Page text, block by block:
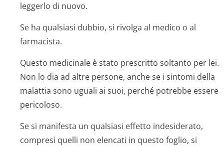
leggerlo di nuovo.
Se ha qualsiasi dubbio, si rivolga al medico o al
farmacista.
Questo medicinale è stato prescritto soltanto per lei.
Non lo dia ad altre persone, anche se i sintomi della
malattia sono uguali ai suoi, perché potrebbe essere
pericoloso.
Se si manifesta un qualsiasi effetto indesiderato,
compresi quelli non elencati in questo foglio, si